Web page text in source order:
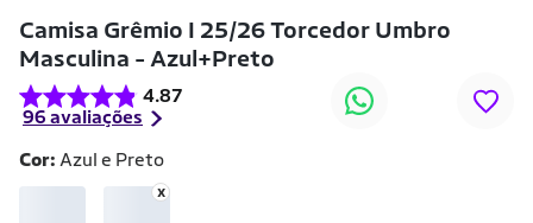
Camisa Grêmio I 25/26 Torcedor Umbro
Masculina - Azul+Preto
4.87
96 avaliações
Cor: Azul e Preto